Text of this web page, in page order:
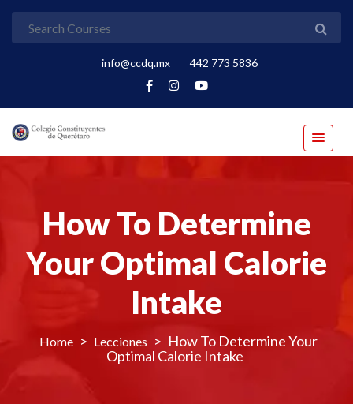
info@ccdq.mx 442 773 5836
How To Determine
Your Optimal Calorie
Intake
> Lecciones > How To Determine Your
Optimal Calorie Intake